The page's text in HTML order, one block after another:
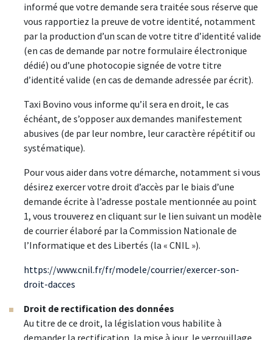
informé que votre demande sera traitée sous réserve que
vous rapportiez la preuve de votre identité, notamment
par la production d’un scan de votre titre d’identité valide
(en cas de demande par notre formulaire électronique
dédié) ou d’une photocopie signée de votre titre
d’identité valide (en cas de demande adressée par écrit).
Taxi Bovino vous informe qu’il sera en droit, le cas
échéant, de s’opposer aux demandes manifestement
abusives (de par leur nombre, leur caractère répétitif ou
systématique).
Pour vous aider dans votre démarche, notamment si vous
désirez exercer votre droit d’accès par le biais d’une
demande écrite à l’adresse postale mentionnée au point
1, vous trouverez en cliquant sur le lien suivant un modèle
de courrier élaboré par la Commission Nationale de
l’Informatique et des Libertés (la « CNIL »).
https://www.cnil.fr/fr/modele/courrier/exercer-son-
droit-dacces
Droit de rectification des données
Au titre de ce droit, la législation vous habilite à
demander la rectification, la mise à jour, le verrouillage